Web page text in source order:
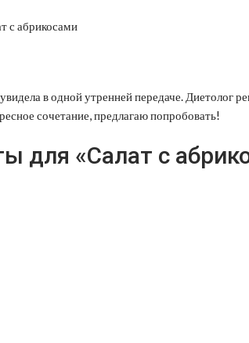
в одной утренней передаче. Диетолог
сочетание, предлагаю попробовать!
для «Салат с